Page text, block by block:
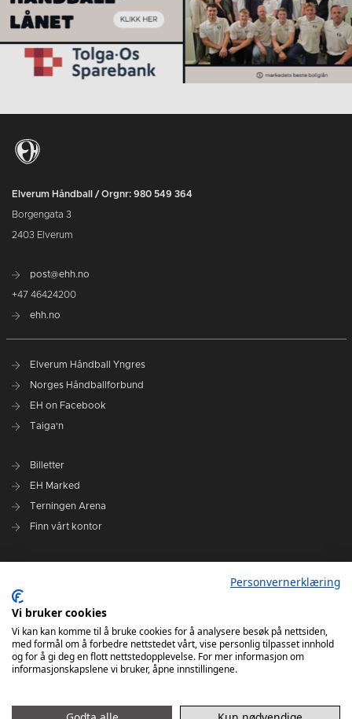
Elverum Håndball / Orgnr: 980 549 364
Borgengata 3
2403 Elverum
post@ehh.no
+47 46424200
ehh.no
Elverum Håndball Yngres
Norges Håndballforbund
EH on Facebook
Taiga'n
Billetter
EH Marked
Terningen Arena
Finn vårt kontor
Administrasjonen i Elverum Håndball
Styre og utvalg
VARSLINGSRUTINER FOR ELVERUM HÅNDBALL
Personvernerklæring
Vi bruker cookies
Vi kan kan komme til å bruke cookies for å analysere besøk på nettsiden,
med formål om å forbedre nettstedet vårt, vise personlig tilpasset innhold
og for å gi deg en flott nettstedopplevelse. For mer informasjon om
informasjonskapslene vi bruker, åpne innstillingene.